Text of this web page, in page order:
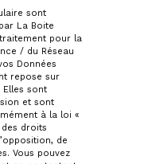
sont
La Boite
pour la
/ du Réseau
Données
repose sur
Elles sont
et sont
à la loi «
droits
de
Vous pouvez